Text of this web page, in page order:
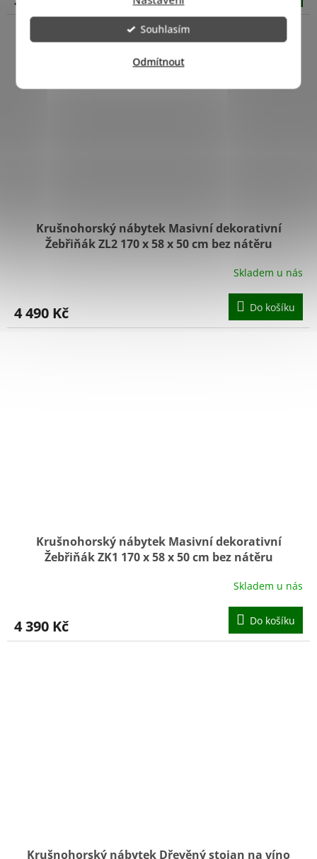
Odmítnout
Souhlasím
Krušnohorský nábytek Masivní dekorativní
Žebřiňák ZL2 170 x 58 x 50 cm bez nátěru
Skladem u nás
4 490 Kč Do košíku
Krušnohorský nábytek Masivní dekorativní
Žebřiňák ZK1 170 x 58 x 50 cm bez nátěru
Skladem u nás
4 390 Kč Do košíku
Krušnohorský nábytek Dřevěný stojan na víno